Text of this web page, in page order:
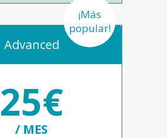
¡Más
popular!
Advanced
25€
/ MES